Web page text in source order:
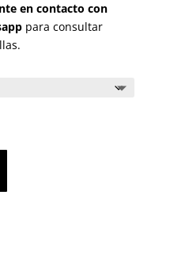
en contacto con
para consultar